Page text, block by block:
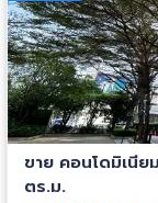
ขาย คอนโดมิเนี
ตร.ม.